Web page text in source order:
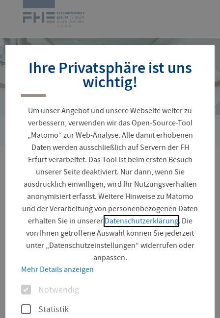
Zur
Navigation
überspringen
sind
hier:
Personenverzeichnis › Barczik, Günter
Prof. Günter Barczik
KONTAKT
Ihre Privatsphäre ist uns
wichtig!
Um unser Angebot und unsere Webseite weiter zu
verbessern, verwenden wir das Open-Source-Tool
„Matomo“ zur Web-Analyse. Alle damit erhobenen
Daten werden ausschließlich auf Servern der FH
Erfurt verarbeitet. Das Tool ist beim ersten Besuch
unserer Seite deaktiviert. Nur dann, wenn Sie
ausdrücklich einwilligen, wird Ihr Nutzungsverhalten
anonymisiert erfasst. Weitere Hinweise zu Matomo
und der Verarbeitung von personenbezogenen Daten
erhalten Sie in unserer Datenschutzerklärung. Die
von Ihnen getroffene Auswahl können Sie jederzeit
unter „Datenschutzeinstellungen“ widerrufen oder
anpassen.
Mehr Details anzeigen
OptionenNotwendig
Statistik